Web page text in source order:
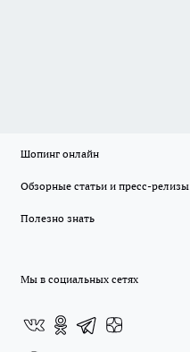
Шопинг онлайн
Обзорные статьи и пресс-релизы
Полезно знать
Мы в социальных сетях